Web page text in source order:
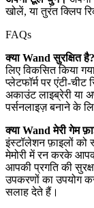
खोलें, या तुरंत क्लिप
FAQs
क्या Wand सुरक्षित है?
लिए विकसित किया
प्लेटफॉर्म पर एंटी-
अकाउंट लाइब्रेरी या
पर्सनलाइज़ बनाने के
क्या Wand मेरी गेम
इंस्टॉलेशन फ़ाइलों
मेमोरी में रन करके
आपकी प्रगति की
उपकरणों का उपयोग
सलाह देते हैं।